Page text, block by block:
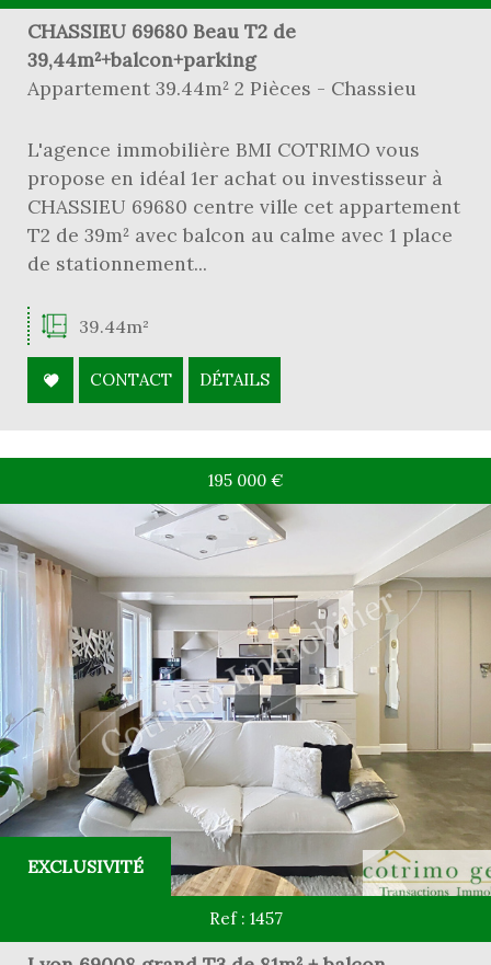
CHASSIEU 69680 Beau T2 de
39,44m²+balcon+parking
Appartement 39.44m² 2 Pièces - Chassieu
L'agence immobilière BMI COTRIMO vous
propose en idéal 1er achat ou investisseur à
CHASSIEU 69680 centre ville cet appartement
T2 de 39m² avec balcon au calme avec 1 place
de stationnement...
39.44m²
CONTACT DÉTAILS
EXCLUSIVITÉ
195 000 €
Ref : 1457